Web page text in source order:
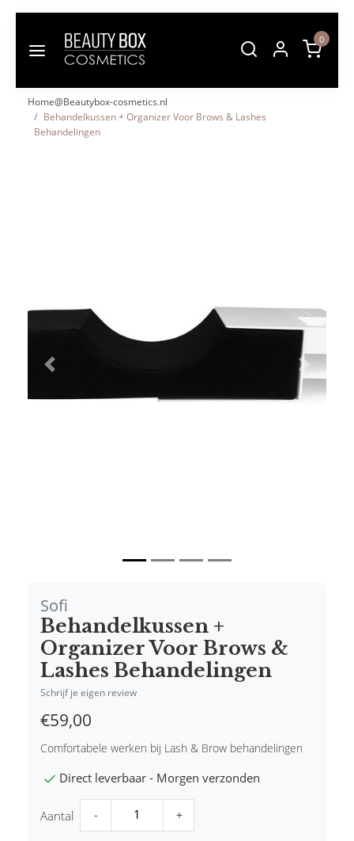
0
Home@Beautybox-cosmetics.nl
Behandelkussen + Organizer Voor Brows & Lashes
Behandelingen
Vorige Volgende
Sofi
Behandelkussen +
Organizer Voor Brows &
Lashes Behandelingen
Schrijf je eigen review
€59,00
Comfortabele werken bij Lash & Brow behandelingen
Direct leverbaar - Morgen verzonden
Aantal - +